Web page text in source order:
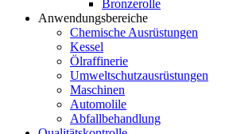
Bronzerolle
Anwendungsbereiche
Chemische Ausrüstungen
Kessel
Ölraffinerie
Umweltschutzausrüstungen
Maschinen
Automolile
Abfallbehandlung